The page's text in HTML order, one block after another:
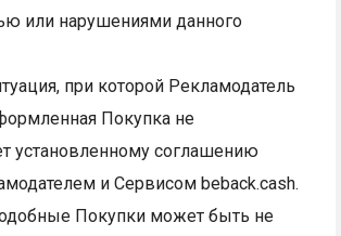
или нарушениями данного
при которой Рекламодатель
Покупка не
установленному соглашению
и Сервисом beback.cash.
Покупки может быть не